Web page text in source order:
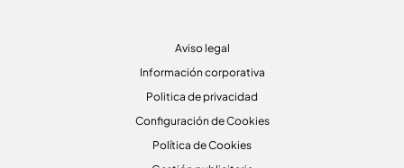
Aviso legal
Información corporativa
Politica de privacidad
Configuración de Cookies
Política de Cookies